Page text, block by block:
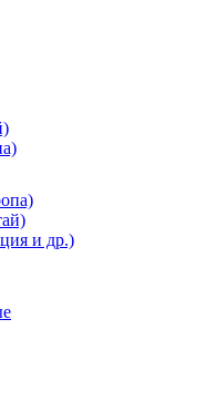
и др.)